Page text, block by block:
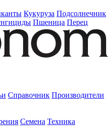
Кукуруза Подсолнечник
Пшеница Перец
Справочник Производители
Семена Техника